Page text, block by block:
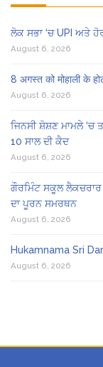
ਲੋਕ ਸਭਾ ‘ਚ UPI ਅਤੇ
August 6, 2026
8 अगस्त को मोहाली के
August 6, 2026
ਜਿਨਸੀ ਸ਼ੋਸ਼ਣ ਮਾਮਲੇ ‘ਚ
10 ਸਾਲ ਦੀ ਕੈਦ
August 6, 2026
ਗੌਰਮਿੰਟ ਸਕੂਲ ਲੈਕਚਰਾਰ
ਦਾ ਪੂਰਨ ਸਮਰਥਨ
August 6, 2026
Hukamnama Sri
August 6, 2026